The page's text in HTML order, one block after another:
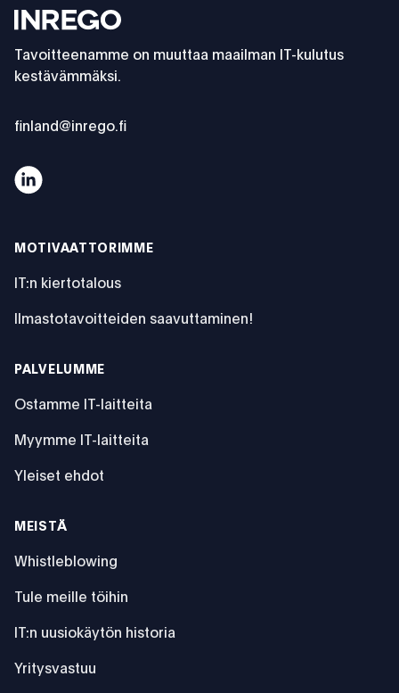
Inrego
Tavoitteenamme on muuttaa maailman IT-kulutus
kestävämmäksi.
finland@inrego.fi
Uutiset
MOTIVAATTORIMME
IT:n kiertotalous
Ilmastotavoitteiden saavuttaminen!
PALVELUMME
Ostamme IT-laitteita
Myymme IT-laitteita
Yleiset ehdot
MEISTÄ
Whistleblowing
Tule meille töihin
IT:n uusiokäytön historia
Yritysvastuu